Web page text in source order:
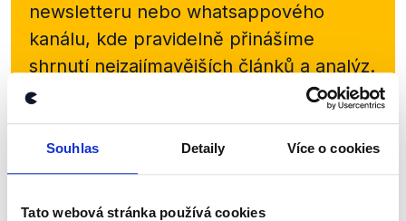
Souhlas Detaily Více o cookies
Tato webová stránka používá cookies
newsletteru nebo whatsappového
kanálu, kde pravidelně přinášíme
shrnutí nejzajímavějších článků a analýz.
Začněte nás odebírat, a mějte tak
přehled o tom, jaké dezinformace a
nepravdy se zrovna v Česku šíří.